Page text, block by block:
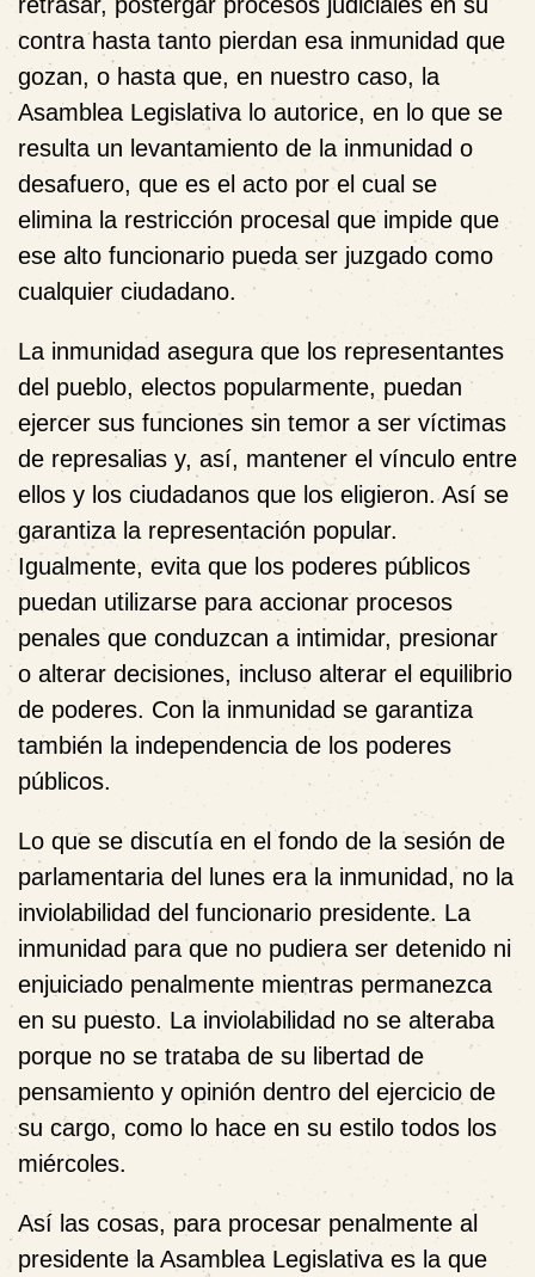
contra hasta tanto pierdan esa inmunidad que
gozan, o hasta que, en nuestro caso, la
Asamblea Legislativa lo autorice, en lo que se
resulta un levantamiento de la inmunidad o
desafuero, que es el acto por el cual se
elimina la restricción procesal que impide que
ese alto funcionario pueda ser juzgado como
cualquier ciudadano.
La inmunidad asegura que los representantes
del pueblo, electos popularmente, puedan
ejercer sus funciones sin temor a ser víctimas
de represalias y, así, mantener el vínculo entre
ellos y los ciudadanos que los eligieron. Así se
garantiza la representación popular.
Igualmente, evita que los poderes públicos
puedan utilizarse para accionar procesos
penales que conduzcan a intimidar, presionar
o alterar decisiones, incluso alterar el equilibrio
de poderes. Con la inmunidad se garantiza
también la independencia de los poderes
públicos.
Lo que se discutía en el fondo de la sesión de
parlamentaria del lunes era la inmunidad, no la
inviolabilidad del funcionario presidente. La
inmunidad para que no pudiera ser detenido ni
enjuiciado penalmente mientras permanezca
en su puesto. La inviolabilidad no se alteraba
porque no se trataba de su libertad de
pensamiento y opinión dentro del ejercicio de
su cargo, como lo hace en su estilo todos los
miércoles.
Así las cosas, para procesar penalmente al
presidente la Asamblea Legislativa es la que